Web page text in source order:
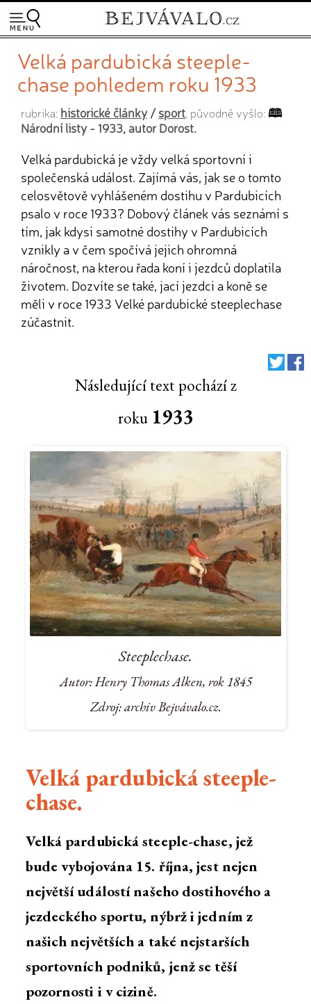
Velká pardubická steeple-
chase pohledem roku 1933
rubrika: historické články/sport , původně vyšlo:
Národní listy - 1933, autor Dorost.
Velká pardubická je vždy velká sportovní i
společenská událost. Zajímá vás, jak se o tomto
celosvětově vyhlášeném dostihu v Pardubicích
psalo v roce 1933? Dobový článek vás seznámí s
tím, jak kdysi samotné dostihy v Pardubicích
vznikly a v čem spočívá jejich ohromná
náročnost, na kterou řada koní i jezdců doplatila
životem. Dozvíte se také, jací jezdci a koně se
měli v roce 1933 Velké pardubické steeplechase
zúčastnit.
Následující text pochází z
roku 1933
Steeplechase.
Autor: Henry Thomas Alken, rok 1845
Zdroj: archiv Bejvávalo.cz.
Velká pardubická steeple-
chase.
Velká pardubická steeple-chase, jež
bude vybojována 15. října, jest nejen
největší událostí našeho dostihového a
jezdeckého sportu, nýbrž i jedním z
našich největších a také nejstarších
sportovních podniků, jenž se těší
pozornosti i v cizině.